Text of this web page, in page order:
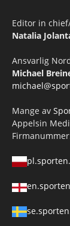
Editor in
Natalia
Ansvarlig
Michael
Mange av
Appelsin